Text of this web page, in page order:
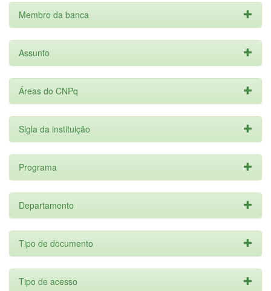
Membro da banca
Assunto
Áreas do CNPq
Sigla da instituição
Programa
Departamento
Tipo de documento
Tipo de acesso